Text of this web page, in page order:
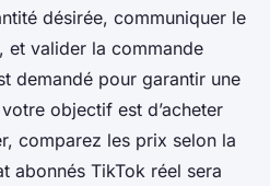
désirée, communiquer le
et valider la commande
demandé pour garantir une
objectif est d’acheter
comparez les prix selon la
abonnés TikTok réel sera